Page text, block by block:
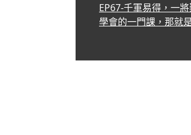
EP67-千軍易得，一
學會的一門課，那就